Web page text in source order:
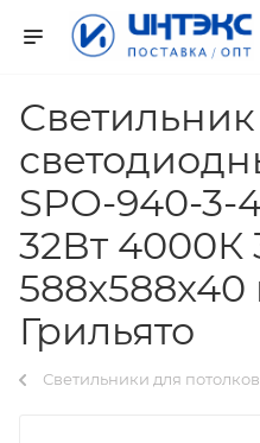
Светильник
SPO-940-3-
32Вт 4000К
Грильято
Светильники для